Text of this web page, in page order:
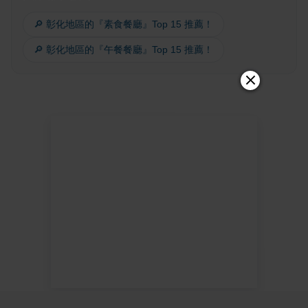
🔎 彰化地區的『素食餐廳』Top 15 推薦！
🔎 彰化地區的『午餐餐廳』Top 15 推薦！